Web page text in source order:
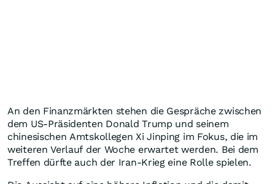
An den Finanzmärkten stehen die Gespräche zwischen
dem US-Präsidenten Donald Trump und seinem
chinesischen Amtskollegen Xi Jinping im Fokus, die im
weiteren Verlauf der Woche erwartet werden. Bei dem
Treffen dürfte auch der Iran-Krieg eine Rolle spielen.